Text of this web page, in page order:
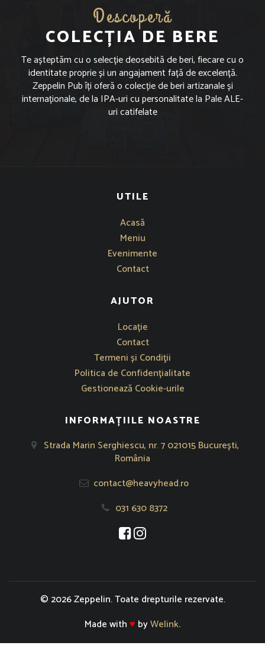
Descoperă
COLECȚIA DE BERE
Te așteptăm cu o selecție deosebită de beri, fiecare cu o
identitate proprie și un angajament față de excelență.
Zeppelin Pub îți oferă o colecție de beri artizanale și
internaționale, de la IPA-uri cu personalitate la Pale ALE-
uri catifelate
UTILE
Acasă
Meniu
Evenimente
Contact
AJUTOR
Se deschide într-o fereastră nouă
Locație
Contact
Termeni și Condiţii
Politica de Confidențialitate
Gestionează Cookie-urile
INFORMAȚIILE NOASTRE
Strada Marin Serghiescu, nr. 7 021015 București,
România
contact@heavyhead.ro
031 630 8372
Se deschide într-o fereastră nouă
Se deschide într-o fereastră
© 2026 Zeppelin. Toate drepturile rezervate.
Made with♥ byWelink.